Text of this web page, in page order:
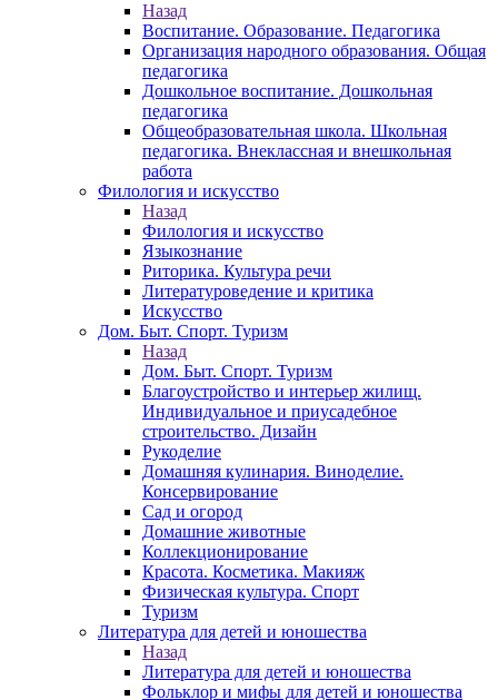
Назад
Воспитание. Образование. Педагогика
Организация народного образования. Общая
педагогика
Дошкольное воспитание. Дошкольная
педагогика
Общеобразовательная школа. Школьная
педагогика. Внеклассная и внешкольная
работа
Филология и искусство
Назад
Филология и искусство
Языкознание
Риторика. Культура речи
Литературоведение и критика
Искусство
Дом. Быт. Спорт. Туризм
Назад
Дом. Быт. Спорт. Туризм
Благоустройство и интерьер жилищ.
Индивидуальное и приусадебное
строительство. Дизайн
Рукоделие
Домашняя кулинария. Виноделие.
Консервирование
Сад и огород
Домашние животные
Коллекционирование
Красота. Косметика. Макияж
Физическая культура. Спорт
Туризм
Литература для детей и юношества
Назад
Литература для детей и юношества
Фольклор и мифы для детей и юношества